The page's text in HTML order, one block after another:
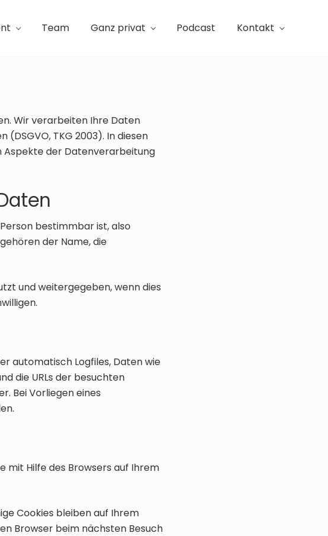
Team Ganz privat Podcast Kontakt
Wir verarbeiten Ihre Daten
TKG 2003). In diesen
Aspekte der Datenverarbeitung
bestimmbar ist, also
der Name, die
und weitergegeben, wenn dies
automatisch Logfiles, Daten wie
die URLs der besuchten
Bei Vorliegen eines
mit Hilfe des Browsers auf Ihrem
Cookies bleiben auf Ihrem
Browser beim nächsten Besuch